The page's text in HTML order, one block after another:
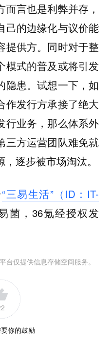
言也是利弊并存，
己的边缘化与议价能
提供方。同时对于整
模式的普及或将引发
隐患。试想一下，如
作发行方承接了绝大
行业务，那么体系外
三方运营团队难免就
逐步被市场淘汰。
“三易生活”（ID：IT-
菌，36氪经授权发
台仅提供信息存储空间服务。
你的鼓励